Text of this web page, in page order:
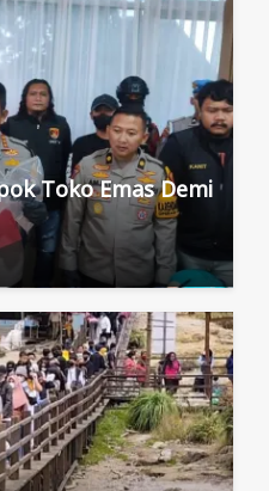
Toko Emas Demi